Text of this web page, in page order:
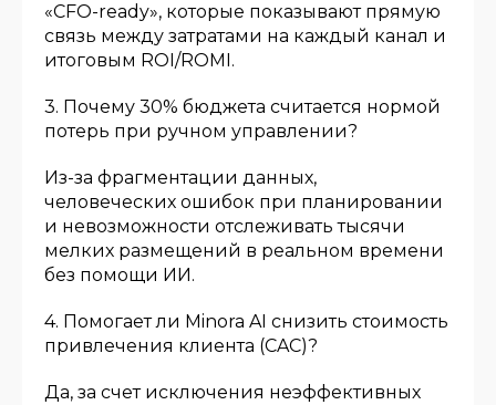
«CFO-ready», которые показывают прямую
связь между затратами на каждый канал и
итоговым ROI/ROMI.
3. Почему 30% бюджета считается нормой
потерь при ручном управлении?
Из-за фрагментации данных,
человеческих ошибок при планировании
и невозможности отслеживать тысячи
мелких размещений в реальном времени
без помощи ИИ.
4. Помогает ли Minora AI снизить стоимость
привлечения клиента (CAC)?
Да, за счет исключения неэффективных